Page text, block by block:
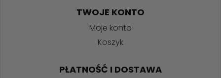
TWOJE KONTO
Moje konto
Koszyk
PŁATNOŚĆ I DOSTAWA